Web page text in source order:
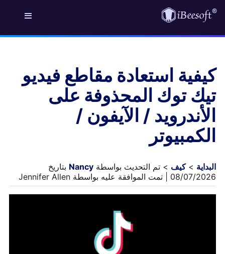
كيفية استعادة مقاطع فيديو
تيك توك المحذوفة على
الأندرويد / الآيفون /
الكمبيوتر
البداية >كيف > تم التحديث بواسطة Nancy بتاريخ
08/07/2026 | تمت الموافقة عليه بواسطة Jennifer Allen